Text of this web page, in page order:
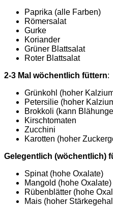
Paprika (alle Farben)
Römersalat
Gurke
Koriander
Grüner Blattsalat
Roter Blattsalat
2-3 Mal wöchentlich füttern:
Grünkohl (hoher
Petersilie (hoher
Brokkoli (kann
Kirschtomaten
Zucchini
Karotten (hoher
Gelegentlich (wöchentlich)
Spinat (hohe Oxalate)
Mangold (hohe Oxalate)
Rübenblätter (hohe
Mais (hoher